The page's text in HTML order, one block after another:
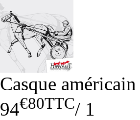
Casque
94€80TTC/ 1